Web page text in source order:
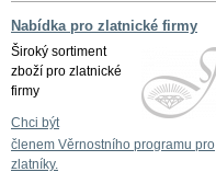
Nabídka pro zlatnické firmy
Široký sortiment
zboží pro zlatnické
firmy
Chci být
členem Věrnostního programu pro
zlatníky.